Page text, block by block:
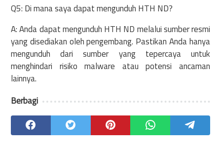
Q5: Di mana saya dapat mengunduh HTH ND?
A: Anda dapat mengunduh HTH ND melalui sumber resmi
yang disediakan oleh pengembang. Pastikan Anda hanya
mengunduh dari sumber yang tepercaya untuk
menghindari risiko malware atau potensi ancaman
lainnya.
Berbagi